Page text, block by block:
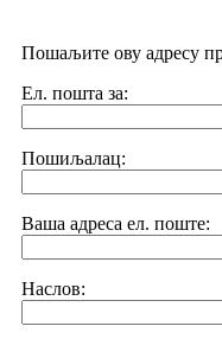
Пошаљите ову адресу
Ел. пошта за:
Пошиљалац:
Ваша адреса ел. поште:
Наслов: